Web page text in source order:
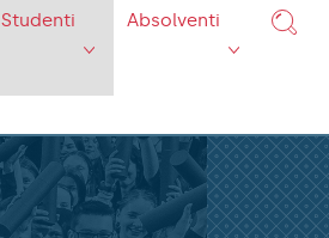
Studenti Absolventi